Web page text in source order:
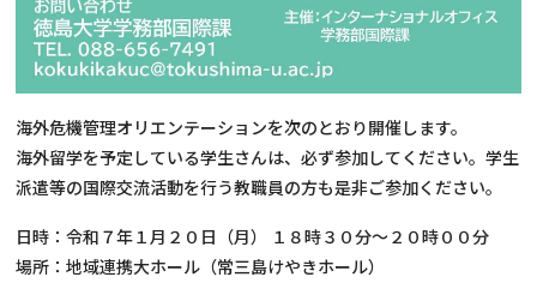
海外危機管理オリエンテーションを次のとおり開催します。
海外留学を予定している学生さんは、必ず参加してください。学生
派遣等の国際交流活動を行う教職員の方も是非ご参加ください。
日時：令和７年１月２０日（月） １８時３０分～２０時００分
場所：地域連携大ホール（常三島けやきホール）